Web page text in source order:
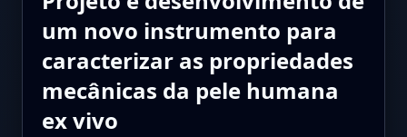
um novo instrumento para
caracterizar as propriedades
mecânicas da pele humana
ex vivo